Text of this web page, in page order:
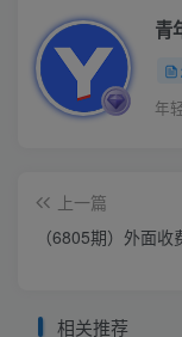
青
年
上一篇
（6805期）外面
相关推荐